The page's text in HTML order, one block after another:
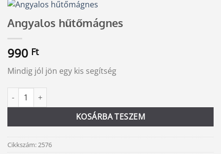
Angyalos hűtőmágnes
990 Ft
Mindig jól jön egy kis segítség
Angyalos hűtőmágnes mennyiség
KOSÁRBA TESZEM
Alternative:
Cikkszám:2576